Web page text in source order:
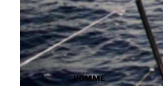
HOMME